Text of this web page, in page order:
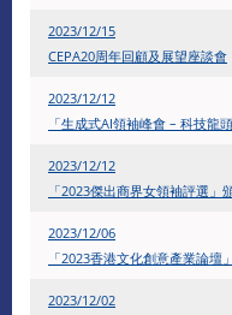
2023/12/15
CEPA20周年回顧及展望座談會
​2023/12/12
「生成式AI領袖峰會 – 科技龍
​2023/12/12
「2023傑出商界女領袖評選」
2023/12/06
「2023香港文化創意產業論壇」
2023/12/02